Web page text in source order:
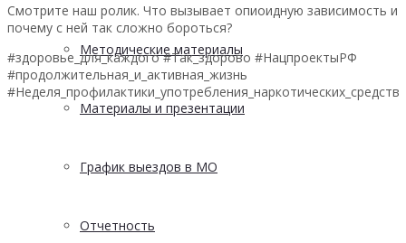
Методические материалы
Материалы и презентации
График выездов в МО
Отчетность
Смотрите наш ролик. Что вызывает опиоидную зависимость и
почему с ней так сложно бороться?
#здоровье_для_каждого #Так_здорово #НацпроектыРФ
#продолжительная_и_активная_жизнь
#Неделя_профилактики_употребления_наркотических_средств